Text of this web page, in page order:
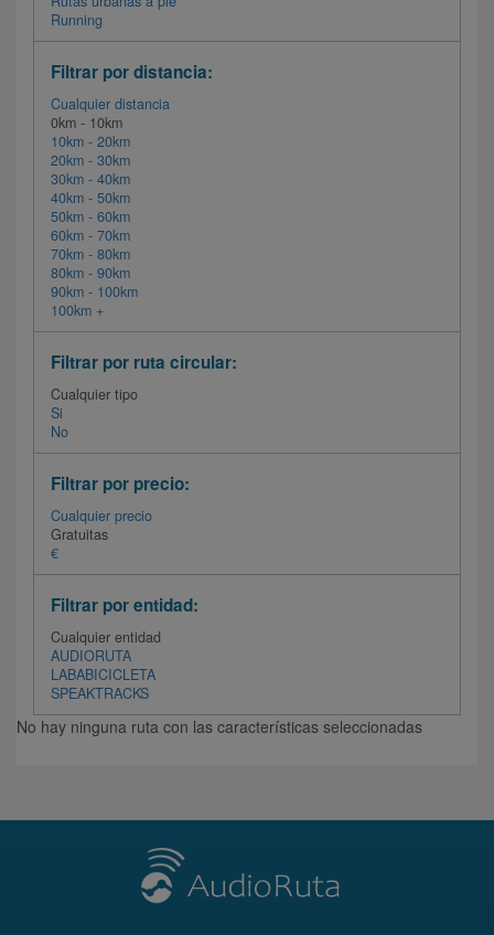
Running
Filtrar por distancia:
Cualquier distancia
0km - 10km
10km - 20km
20km - 30km
30km - 40km
40km - 50km
50km - 60km
60km - 70km
70km - 80km
80km - 90km
90km - 100km
100km +
Filtrar por ruta circular:
Cualquier tipo
Si
No
Filtrar por precio:
Cualquier precio
Gratuitas
€
Filtrar por entidad:
Cualquier entidad
AUDIORUTA
LABABICICLETA
SPEAKTRACKS
No hay ninguna ruta con las características seleccionadas